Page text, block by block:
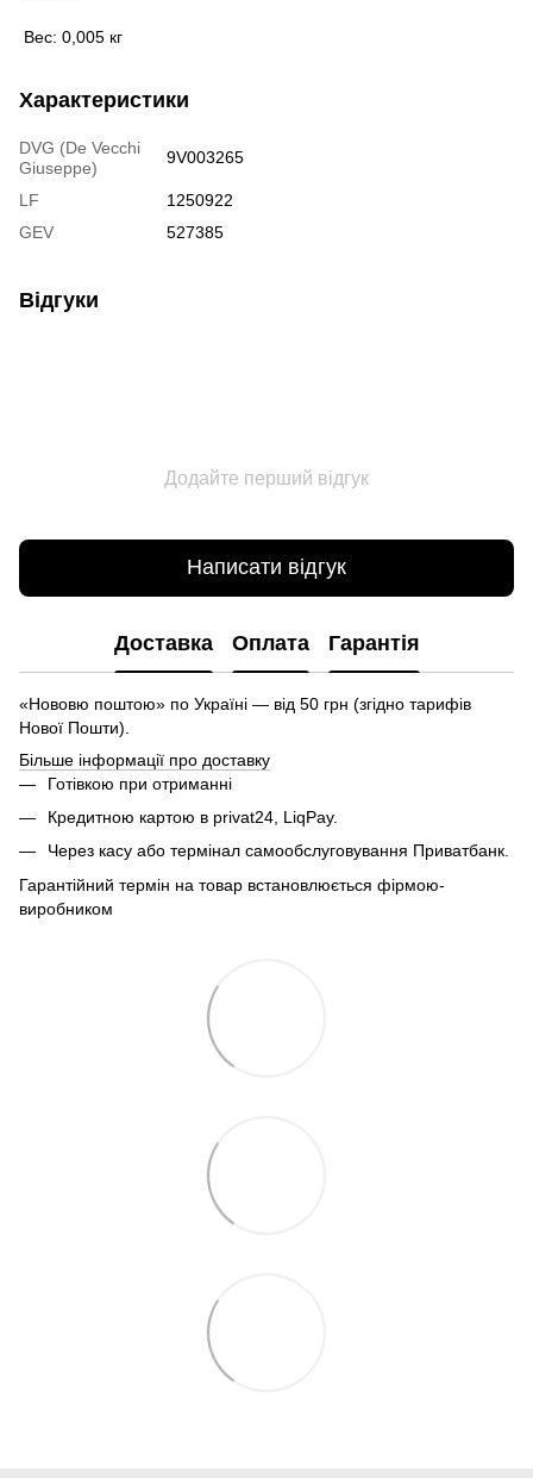
Вес: 0,005 кг
Характеристики
DVG (De Vecchi
Giuseppe)
9V003265
LF
1250922
GEV
527385
Відгуки
Додайте перший відгук
Написати відгук
Доставка Оплата Гарантія
«Нововю поштою» по Україні — від 50 грн (згідно тарифів
Нової Пошти).
Більше інформації про доставку
Готівкою при отриманні
Кредитною картою в privat24, LiqPay.
Через касу або термінал самообслуговування Приватбанк.
Гарантійний термін на товар встановлюється фірмою-
виробником